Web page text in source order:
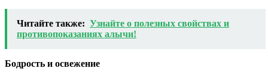
Читайте также: Узнайте о полезных свойствах и
противопоказаниях алычи!
Бодрость и освежение